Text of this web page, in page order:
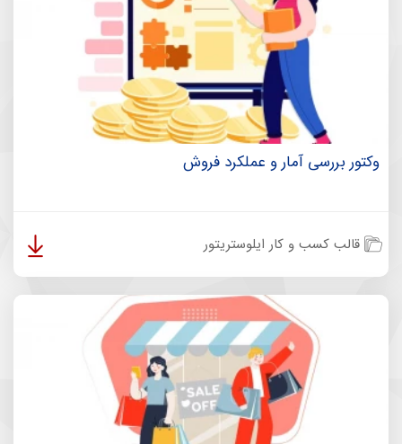
وکتور بررسی آمار و عملکرد فروش
قالب کسب و کار ایلوستریتور